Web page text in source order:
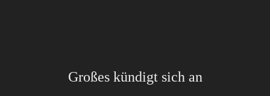
Großes kündigt sich an